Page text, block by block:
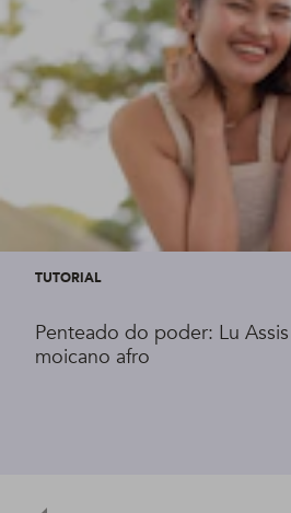
TUTORIAL
Penteado do poder: Lu
moicano afro